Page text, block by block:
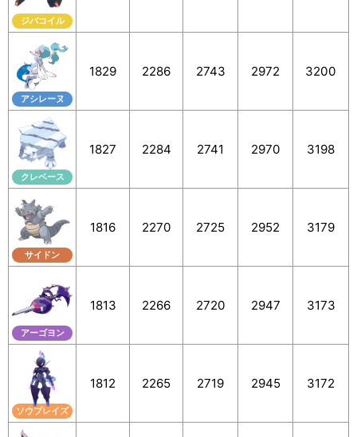
ジバコイル
アシレーヌ
1829 2286 2743 2972 3200
クレベース
1827 2284 2741 2970 3198
サイドン
1816 2270 2725 2952 3179
アーゴヨン
1813 2266 2720 2947 3173
ソウブレイズ
1812 2265 2719 2945 3172